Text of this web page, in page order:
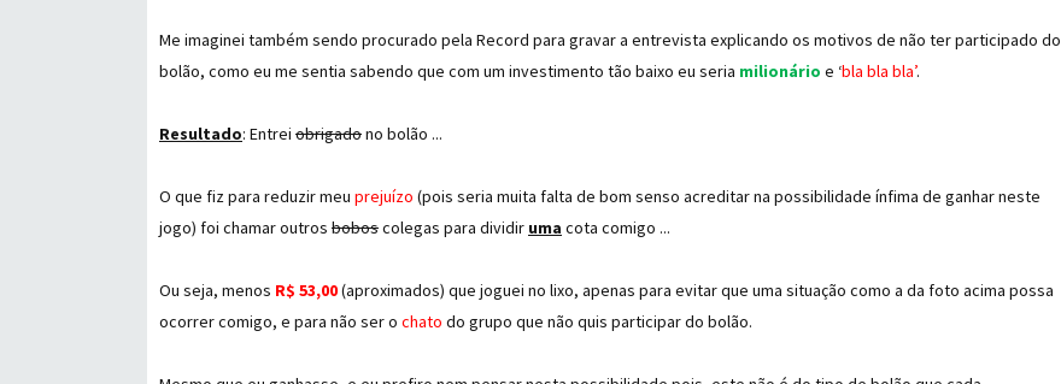
Me imaginei também sendo procurado pela Record para gravar a entrevista explicando os motivos de não ter participado do
bolão, como eu me sentia sabendo que com um investimento tão baixo eu seria milionário e ‘bla bla bla’.
Resultado: Entrei obrigadono bolão ...
O que fiz para reduzir meu prejuízo (pois seria muita falta de bom senso acreditar na possibilidade ínfima de ganhar neste
jogo) foi chamar outros boboscolegas para dividir uma cota comigo ...
Ou seja, menos R$ 53,00(aproximados) que joguei no lixo, apenas para evitar que uma situação como a da foto acima possa
ocorrer comigo, e para não ser o chato do grupo que não quis participar do bolão.